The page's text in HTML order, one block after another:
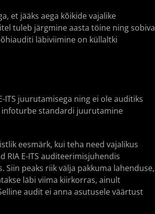
et jääks aega kõikide vajalike
tuleb järgmine aasta töine ning sobiva
läbiviimine on küllaltki
ITS juurutamisega ning ei ole auditiks
infoturbe standardi juurutamine
eesmärk, kui teha need vajalikus
RIA E-ITS auditeerimisjuhendis
peaks riik välja pakkuma lahenduse,
läbi viima kiirkorras, ainult
audit ei anna asutusele väärtust